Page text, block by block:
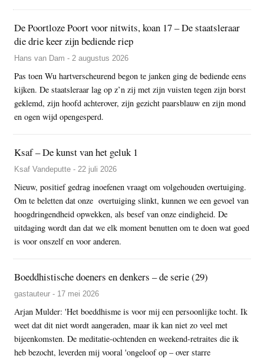
De Poortloze Poort voor nitwits, koan 17 – De staatsleraar
die drie keer zijn bediende riep
Hans van Dam - 2 augustus 2026
Pas toen Wu hartverscheurend begon te janken ging de bediende eens
kijken. De staatsleraar lag op z’n zij met zijn vuisten tegen zijn borst
geklemd, zijn hoofd achterover, zijn gezicht paarsblauw en zijn mond
en ogen wijd opengesperd.
Ksaf – De kunst van het geluk 1
Ksaf Vandeputte - 22 juli 2026
Nieuw, positief gedrag inoefenen vraagt om volgehouden overtuiging.
Om te beletten dat onze overtuiging slinkt, kunnen we een gevoel van
hoogdringendheid opwekken, als besef van onze eindigheid. De
uitdaging wordt dan dat we elk moment benutten om te doen wat goed
is voor onszelf en voor anderen.
Boeddhistische doeners en denkers – de serie (29)
gastauteur - 17 mei 2026
Arjan Mulder: 'Het boeddhisme is voor mij een persoonlijke tocht. Ik
weet dat dit niet wordt aangeraden, maar ik kan niet zo veel met
bijeenkomsten. De meditatie-ochtenden en weekend-retraites die ik
heb bezocht, leverden mij vooral 'ongeloof op – over starre